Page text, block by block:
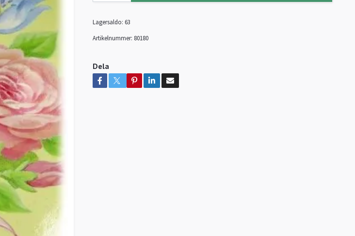
Lagersaldo: 63
Artikelnummer: 80180
Dela